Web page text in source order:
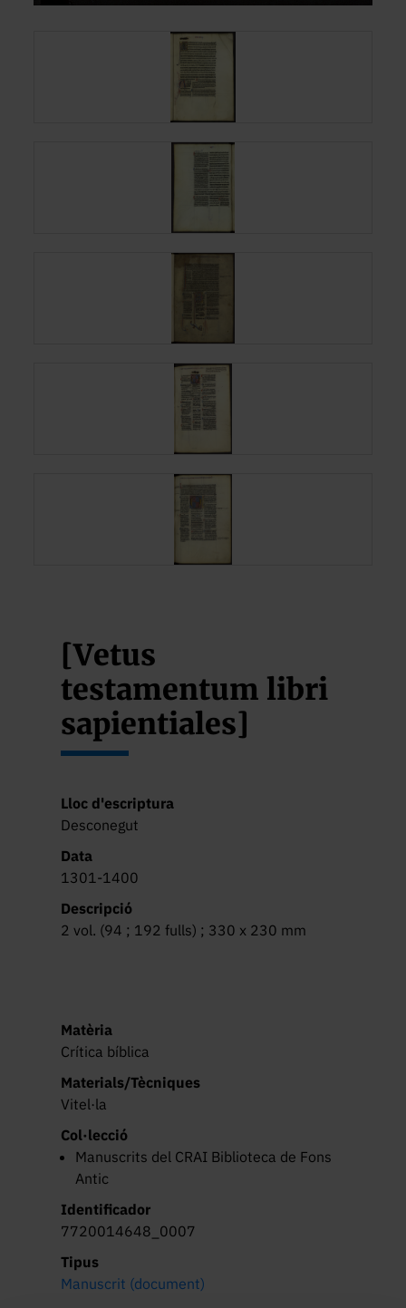
[Vetus
testamentum libri
sapientiales]
Lloc d'escriptura
Desconegut
Data
1301-1400
Descripció
2 vol. (94 ; 192 fulls) ; 330 x 230 mm
Matèria
Crítica bíblica
Materials/Tècniques
Vitel·la
Col·lecció
Manuscrits del CRAI Biblioteca de Fons
Antic
Identificador
7720014648_0007
Tipus
Manuscrit (document)